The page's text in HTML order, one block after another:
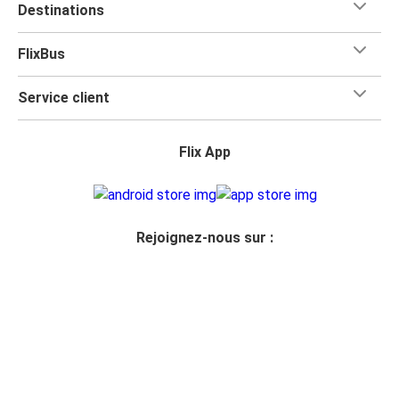
Destinations
FlixBus
Service client
Flix App
Rejoignez-nous sur :